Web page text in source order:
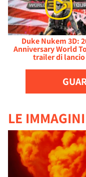
Duke Nukem 3D:
Anniversary World
trailer di lancio
LE IMMAGINI